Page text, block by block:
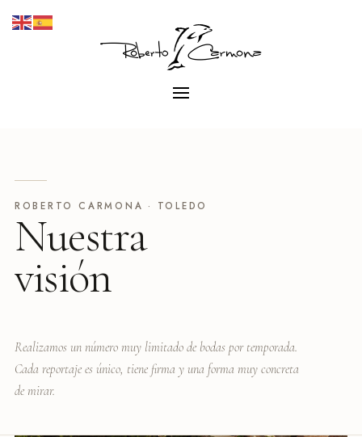
ROBERTO CARMONA · TOLEDO
Nuestra
visión
Realizamos un número muy limitado de bodas por temporada.
Cada reportaje es único, tiene firma y una forma muy concreta
de mirar.